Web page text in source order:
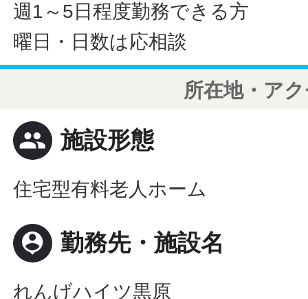
週1～5日程度勤務できる方
曜日・日数は応相談
所在地・ア
people 施設形態
住宅型有料老人ホーム
person_pin 勤務先・施設名
れんげハイツ黒原